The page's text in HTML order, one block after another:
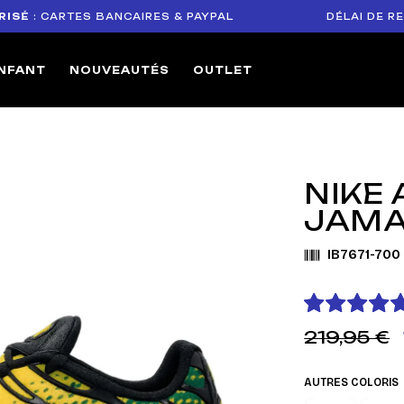
BANCAIRES & PAYPAL DÉLAI DE RETOUR
NOUVEAUTÉS OUTLET
NIKE
IB7671-700
219,95 €
AUTRES COLORIS